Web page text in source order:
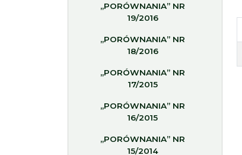
„PORÓWNANIA” NR
19/2016
„PORÓWNANIA” NR
18/2016
„PORÓWNANIA” NR
17/2015
„PORÓWNANIA” NR
16/2015
„PORÓWNANIA” NR
15/2014